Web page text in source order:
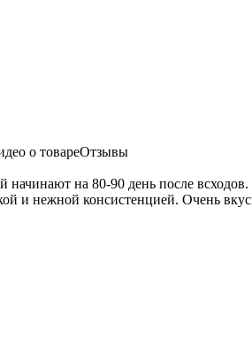
о товареОтзывы
начинают на 80-90 день после
и нежной консистенцией. Очень